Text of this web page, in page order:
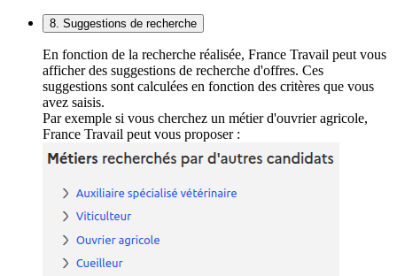
8. Suggestions de recherche
En fonction de la recherche réalisée, France Travail peut vous
afficher des suggestions de recherche d'offres. Ces
suggestions sont calculées en fonction des critères que vous
avez saisis.
Par exemple si vous cherchez un métier d'ouvrier agricole,
France Travail peut vous proposer :